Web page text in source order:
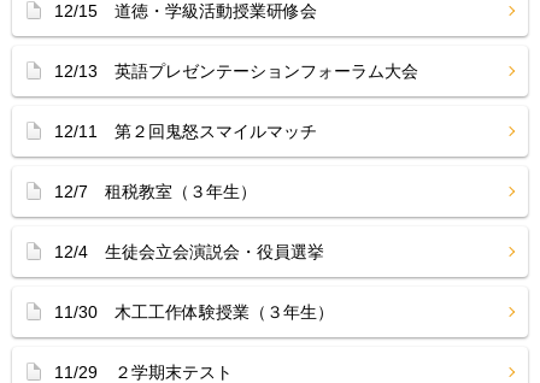
12/15 道徳・学級活動授業研修会
12/13 英語プレゼンテーションフォーラム大会
12/11 第２回鬼怒スマイルマッチ
12/7 租税教室（３年生）
12/4 生徒会立会演説会・役員選挙
11/30 木工工作体験授業（３年生）
11/29 ２学期末テスト